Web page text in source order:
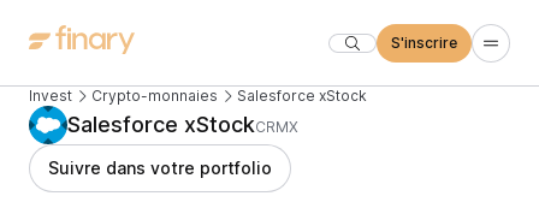
S'inscrire
Invest Crypto-monnaies Salesforce xStock
Salesforce xStockCRMX
Suivre dans votre portfolio